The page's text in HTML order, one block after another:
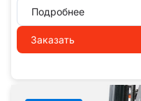
Подробнее
Заказать